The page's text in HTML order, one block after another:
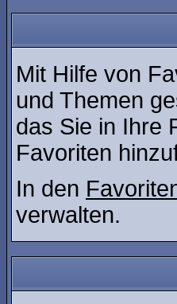
Mit Hilfe von
und Themen
das Sie in Ihre
Favoriten
In den
verwalten.